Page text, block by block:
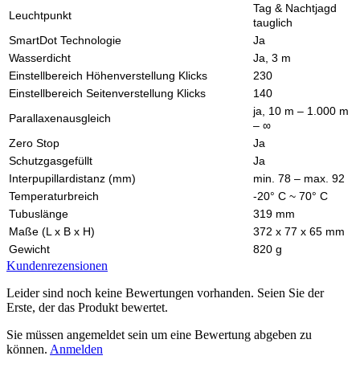
Leuchtpunkt
Tag & Nachtjagd
tauglich
SmartDot Technologie
Ja
Wasserdicht
Ja, 3 m
Einstellbereich Höhenverstellung Klicks
230
Einstellbereich Seitenverstellung Klicks
140
Parallaxenausgleich
ja, 10 m – 1.000 m
– ∞
Zero Stop
Ja
Schutzgasgefüllt
Ja
Interpupillardistanz (mm)
min. 78 – max. 92
Temperaturbreich
-20° C ~ 70° C
Tubuslänge
319 mm
Maße (L x B x H)
372 x 77 x 65 mm
Gewicht
820 g
Kundenrezensionen
Leider sind noch keine Bewertungen vorhanden. Seien Sie der
Erste, der das Produkt bewertet.
Sie müssen angemeldet sein um eine Bewertung abgeben zu
können. Anmelden